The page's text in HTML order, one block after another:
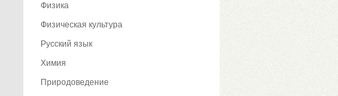
Физика
Физическая культура
Русский язык
Химия
Природоведение